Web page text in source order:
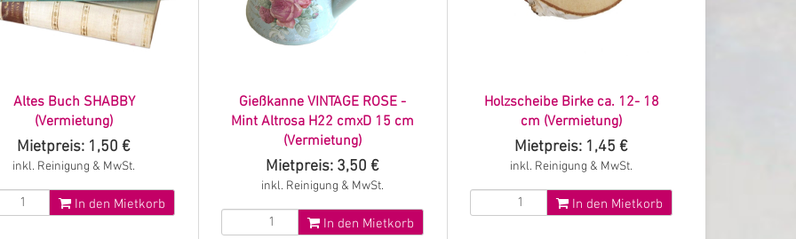
Altes Buch SHABBY
(Vermietung)
Mietpreis: 1,50 €
inkl. Reinigung & MwSt.
In den Mietkorb
Gießkanne VINTAGE ROSE -
Mint Altrosa H22 cmxD 15 cm
(Vermietung)
Mietpreis: 3,50 €
inkl. Reinigung & MwSt.
In den Mietkorb
Holzscheibe Birke ca. 12- 18
cm (Vermietung)
Mietpreis: 1,45 €
inkl. Reinigung & MwSt.
In den Mietkorb